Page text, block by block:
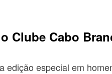
Clube Cabo
especial em